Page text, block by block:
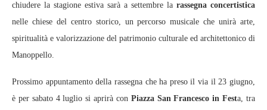
chiudere la stagione estiva sarà a settembre la rassegna concertistica
nelle chiese del centro storico, un percorso musicale che unirà arte,
spiritualità e valorizzazione del patrimonio culturale ed architettonico di
Manoppello.
Prossimo appuntamento della rassegna che ha preso il via il 23 giugno,
è per sabato 4 luglio si aprirà con Piazza San Francesco in Festa, tra